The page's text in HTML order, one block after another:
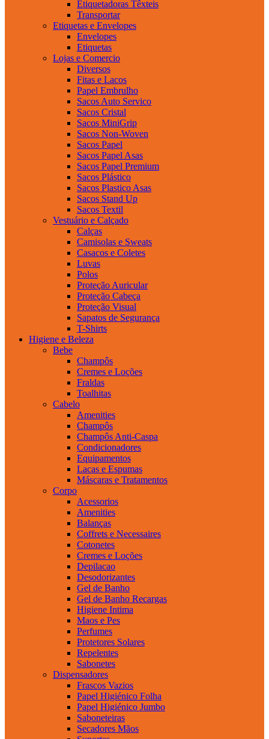
Etiquetadoras Têxteis
Transportar
Etiquetas e Envelopes
Envelopes
Etiquetas
Lojas e Comercio
Diversos
Fitas e Lacos
Papel Embrulho
Sacos Auto Servico
Sacos Cristal
Sacos MiniGrip
Sacos Non-Woven
Sacos Papel
Sacos Papel Asas
Sacos Papel Premium
Sacos Plástico
Sacos Plastico Asas
Sacos Stand Up
Sacos Textil
Vestuário e Calçado
Calças
Camisolas e Sweats
Casacos e Coletes
Luvas
Polos
Proteção Auricular
Proteção Cabeça
Proteção Visual
Sapatos de Segurança
T-Shirts
Higiene e Beleza
Bebe
Champôs
Cremes e Loções
Fraldas
Toalhitas
Cabelo
Amenities
Champôs
Champôs Anti-Caspa
Condicionadores
Equipamentos
Lacas e Espumas
Máscaras e Tratamentos
Corpo
Acessorios
Amenities
Balanças
Coffrets e Necessaires
Cotonetes
Cremes e Loções
Depilacao
Desodorizantes
Gel de Banho
Gel de Banho Recargas
Higiene Intima
Maos e Pes
Perfumes
Protetores Solares
Repelentes
Sabonetes
Dispensadores
Frascos Vazios
Papel Higiénico Folha
Papel Higiénico Jumbo
Saboneteiras
Secadores Mãos